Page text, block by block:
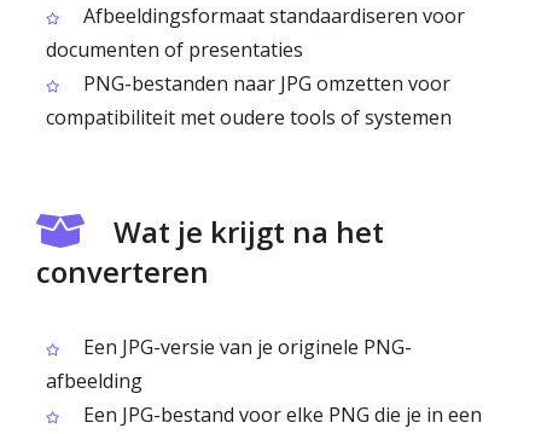
Afbeeldingsformaat standaardiseren voor
documenten of presentaties
PNG-bestanden naar JPG omzetten voor
compatibiliteit met oudere tools of systemen
Wat je krijgt na het
converteren
Een JPG-versie van je originele PNG-
afbeelding
Een JPG-bestand voor elke PNG die je in een